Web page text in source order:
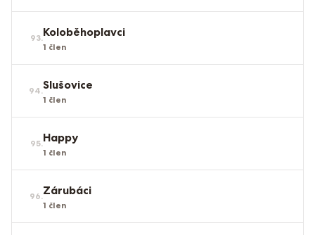
93.Koloběhoplavci
1 člen
94.Slušovice
1 člen
95.Happy
1 člen
96.Zárubáci
1 člen